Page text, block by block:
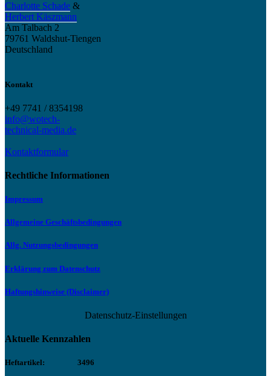
Charlotte Schade &
Herbert Käszmann
Am Talbach 2
79761 Waldshut-Tiengen
Deutschland
Kontakt
+49 7741 / 8354198
info@wotech-
technical-media.de
Kontaktformular
Rechtliche Informationen
Impressum
Allgemeine Geschäftsbedingungen
Allg. Nutzungsbedingungen
Erklärung zum Datenschutz
Haftungshinweise (Disclaimer)
Datenschutz-Einstellungen
Aktuelle Kennzahlen
Heftartikel: 3496